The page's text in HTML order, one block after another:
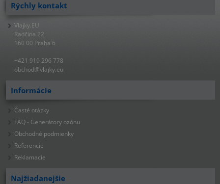
Rýchly kontakt
Vlajky.EU
Radčina 22
160 00 Praha 6
+421 919 296 778
obchod@vlajky.eu
Informácie
Časté otázky
FAQ - Generátory ozónu
Obchodné podmienky
Referencie
Reklamacie
Najžiadanejšie